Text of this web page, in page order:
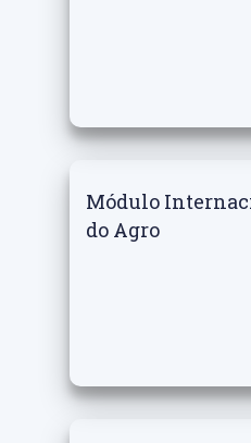
Módulo
do Agro